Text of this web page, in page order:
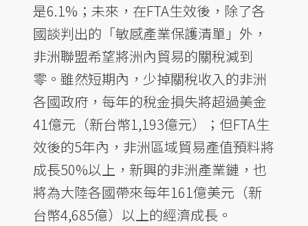
是6.1%；未來，在FTA生效後，除了各
國談判出的「敏感產業保護清單」外，
非洲聯盟希望將洲內貿易的關稅減到
零。雖然短期內，少掉關稅收入的非洲
各國政府，每年的稅金損失將超過美金
41億元（新台幣1,193億元）；但FTA生
效後的5年內，非洲區域貿易產值預料將
成長50%以上，新興的非洲產業鏈，也
將為大陸各國帶來每年161億美元（新
台幣4,685億）以上的經濟成長。